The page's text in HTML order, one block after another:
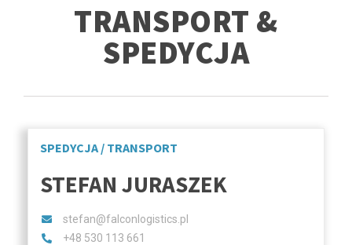
TRANSPORT &
SPEDYCJA
SPEDYCJA / TRANSPORT
STEFAN JURASZEK
stefan@falconlogistics.pl
+48 530 113 661